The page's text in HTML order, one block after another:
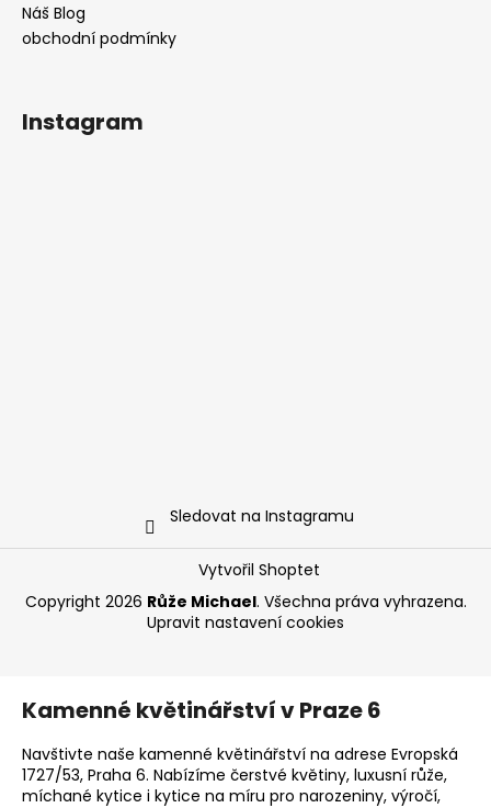
Náš Blog
obchodní podmínky
Instagram
Sledovat na Instagramu
Vytvořil Shoptet
Copyright 2026 Růže Michael. Všechna práva vyhrazena.
Upravit nastavení cookies
Kamenné květinářství v Praze 6
Navštivte naše kamenné květinářství na adrese Evropská
1727/53, Praha 6. Nabízíme čerstvé květiny, luxusní růže,
míchané kytice i kytice na míru pro narozeniny, výročí,